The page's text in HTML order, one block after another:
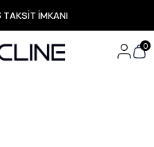
TAKSİT İMKANI
KARGO
Özel Fırsatlar
Teslimat
0